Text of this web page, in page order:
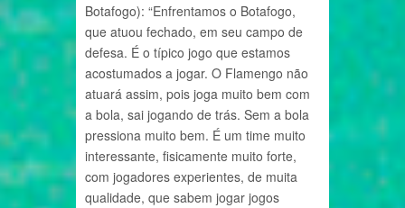
Botafogo): “Enfrentamos o Botafogo,
que atuou fechado, em seu campo de
defesa. É o típico jogo que estamos
acostumados a jogar. O Flamengo não
atuará assim, pois joga muito bem com
a bola, sai jogando de trás. Sem a bola
pressiona muito bem. É um time muito
interessante, fisicamente muito forte,
com jogadores experientes, de muita
qualidade, que sabem jogar jogos